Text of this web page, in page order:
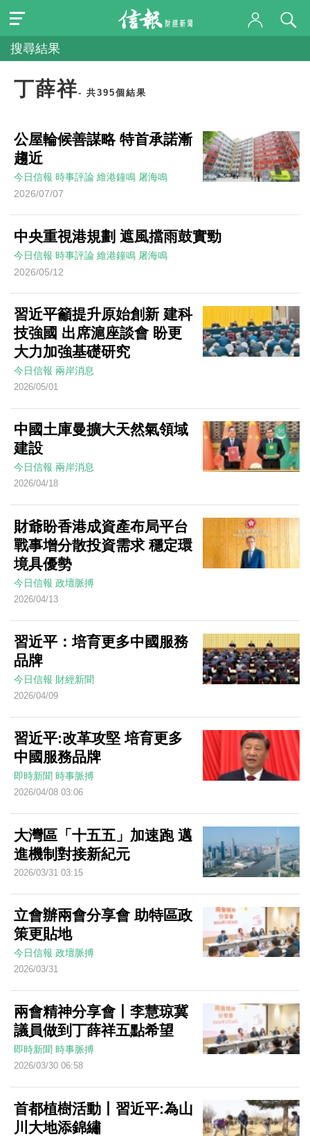
搜尋結果
丁薛祥- 共395個結果
公屋輪候善謀略 特首承諾漸
趨近
今日信報 時事評論 維港鐘鳴 屠海鳴
2026/07/07
中央重視港規劃 遮風擋雨鼓實勁
今日信報 時事評論 維港鐘鳴 屠海鳴
2026/05/12
習近平籲提升原始創新 建科
技強國 出席滬座談會 盼更
大力加強基礎研究
今日信報 兩岸消息
2026/05/01
中國土庫曼擴大天然氣領域
建設
今日信報 兩岸消息
2026/04/18
財爺盼香港成資產布局平台
戰事增分散投資需求 穩定環
境具優勢
今日信報 政壇脈搏
2026/04/13
習近平：培育更多中國服務
品牌
今日信報 財經新聞
2026/04/09
習近平:改革攻堅 培育更多
中國服務品牌
即時新聞 時事脈搏
2026/04/08 03:06
大灣區「十五五」加速跑 邁
進機制對接新紀元
2026/03/31 03:15
立會辦兩會分享會 助特區政
策更貼地
今日信報 政壇脈搏
2026/03/31
兩會精神分享會丨李慧琼冀
議員做到丁薛祥五點希望
即時新聞 時事脈搏
2026/03/30 06:58
首都植樹活動丨習近平:為山
川大地添錦繡